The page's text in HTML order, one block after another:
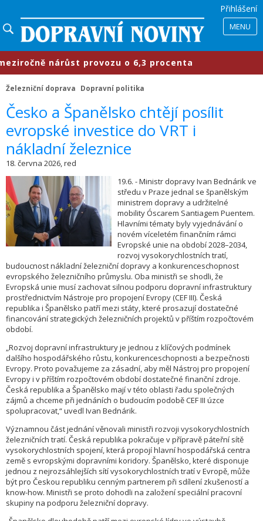
Přihlášení
MENU
nárůst provozu o 6,3 procenta
Železniční doprava Dopravní politika
​Česko a Španělsko chtějí posílit
evropské investice do VRT i
nákladní železnice
18. června 2026, red
19.6. - Ministr dopravy Ivan Bednárik ve
středu v Praze jednal se španělským
ministrem dopravy a udržitelné
mobility Óscarem Santiagem Puentem.
Hlavními tématy byly vyjednávání o
novém víceletém finančním rámci
Evropské unie na období 2028–2034,
rozvoj vysokorychlostních tratí,
budoucnost nákladní železniční dopravy a konkurenceschopnost
evropského železničního průmyslu. Oba ministři se shodli, že
Evropská unie musí zachovat silnou podporu dopravní infrastruktury
prostřednictvím Nástroje pro propojení Evropy (CEF III). Česká
republika i Španělsko patří mezi státy, které prosazují dostatečné
financování strategických železničních projektů v příštím rozpočtovém
období.
„Rozvoj dopravní infrastruktury je jednou z klíčových podmínek
dalšího hospodářského růstu, konkurenceschopnosti a bezpečnosti
Evropy. Proto považujeme za zásadní, aby měl Nástroj pro propojení
Evropy i v příštím rozpočtovém období dostatečné finanční zdroje.
Česká republika a Španělsko mají v této oblasti řadu společných
zájmů a chceme při jednáních o budoucím podobě CEF III úzce
spolupracovat,“ uvedl Ivan Bednárik.
Významnou část jednání věnovali ministři rozvoji vysokorychlostních
železničních tratí. Česká republika pokračuje v přípravě páteřní sítě
vysokorychlostních spojení, která propojí hlavní hospodářská centra
země s evropskými dopravními koridory. Španělsko, které disponuje
jednou z nejrozsáhlejších sítí vysokorychlostních tratí v Evropě, může
být pro Českou republiku cenným partnerem při sdílení zkušeností a
know-how. Ministři se proto dohodli na založení speciální pracovní
skupiny na podporu železniční dopravy.